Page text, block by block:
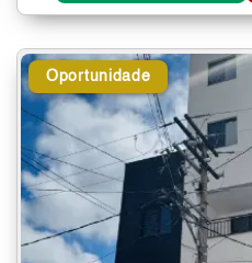
Oportunidade